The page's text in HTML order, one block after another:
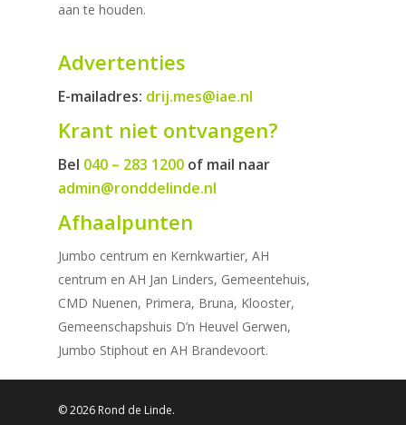
aan te houden.
Advertenties
E-mailadres: drij.mes@iae.nl
Krant niet ontvangen?
Bel 040 – 283 1200 of mail naar
admin@ronddelinde.nl
Afhaalpunten
Jumbo centrum en Kernkwartier, AH
centrum en AH Jan Linders, Gemeentehuis,
CMD Nuenen, Primera, Bruna, Klooster,
Gemeenschapshuis D’n Heuvel Gerwen,
Jumbo Stiphout en AH Brandevoort.
© 2026 Rond de Linde.